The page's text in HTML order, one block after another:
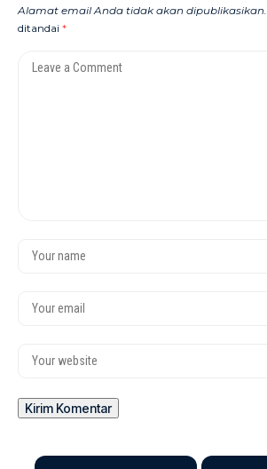
Alamat email Anda tidak akan dipublikasikan.
ditandai *